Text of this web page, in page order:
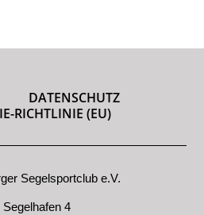
DATENSCHUTZ
RICHTLINIE (EU)
Segelsportclub e.V.
4